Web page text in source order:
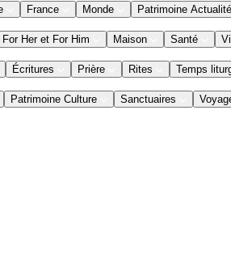
France Monde Patrimoine
For Her et For Him Maison Santé
Écritures Prière Rites Temps
Patrimoine Culture Sanctuaires